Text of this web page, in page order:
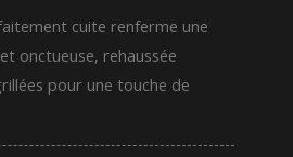
cuite renferme une
onctueuse, rehaussée
pour une touche de